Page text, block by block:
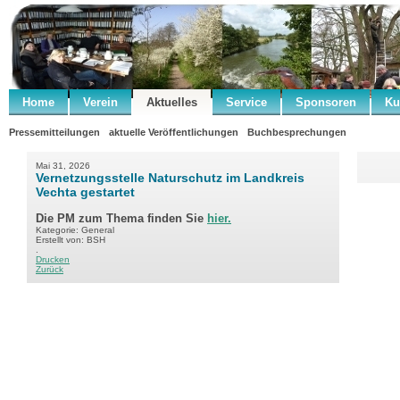
Home Verein Aktuelles Service Sponsoren
Pressemitteilungen aktuelle Veröffentlichungen Buchbesprechungen
Mai 31, 2026
Vernetzungsstelle Naturschutz im Landkreis
Vechta gestartet
Die PM zum Thema finden Sie hier.
Kategorie: General
Erstellt von: BSH
Drucken
Zurück